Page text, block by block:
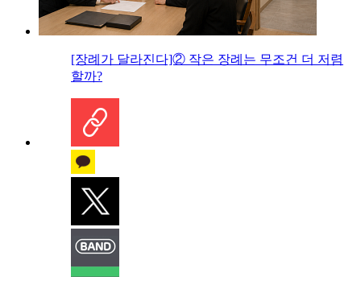
[장례가 달라진다]② 작은 장례는 무조건 더 저렴
할까?